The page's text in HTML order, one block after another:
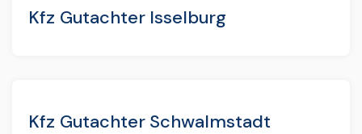
Kfz Gutachter Isselburg
Kfz Gutachter Schwalmstadt